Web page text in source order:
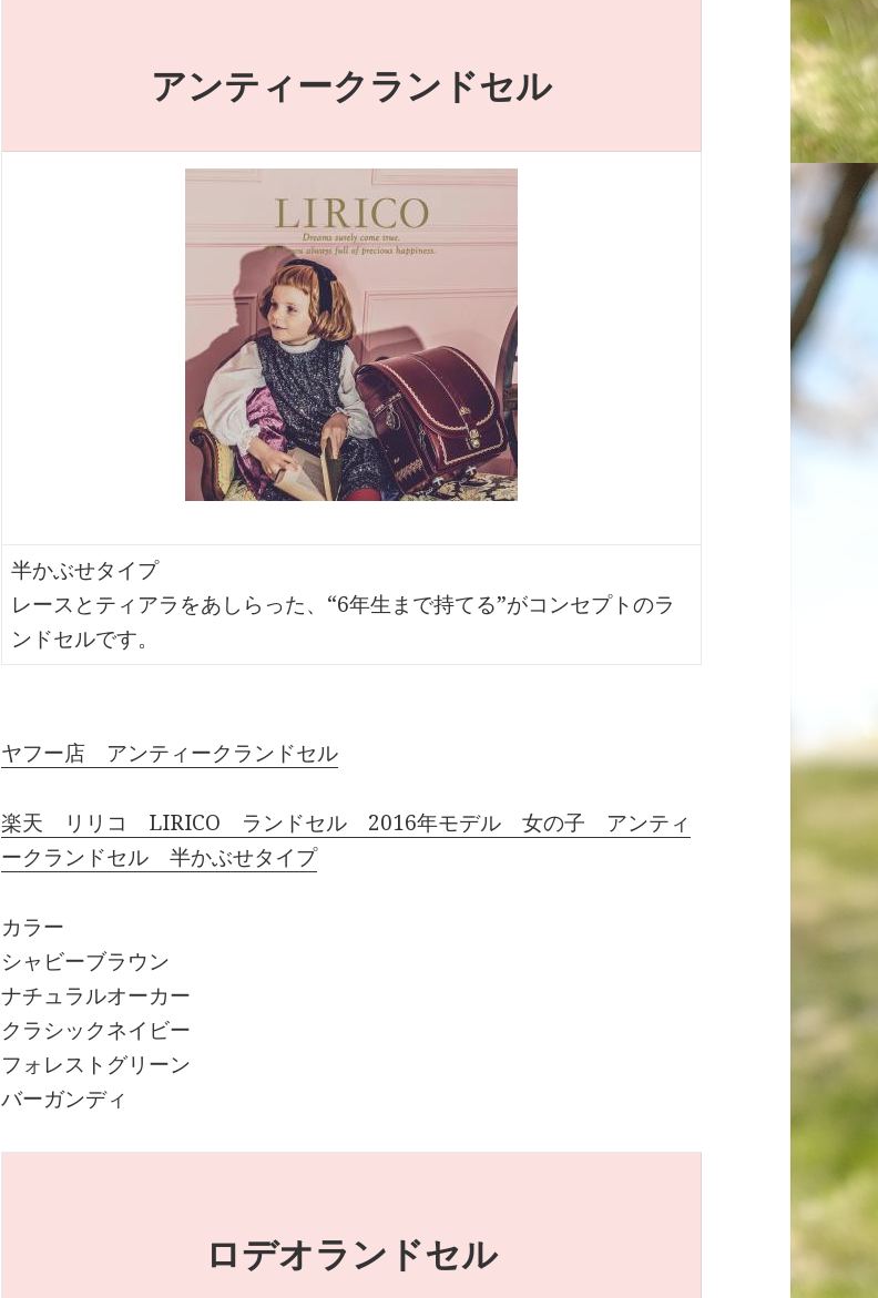
アンティークランドセル
半かぶせタイプ
レースとティアラをあしらった、“6年生まで持てる”がコンセプトのラ
ンドセルです。
ヤフー店 アンティークランドセル
楽天 リリコ LIRICO ランドセル 2016年モデル 女の子 アンティ
ークランドセル 半かぶせタイプ
カラー
シャビーブラウン
ナチュラルオーカー
クラシックネイビー
フォレストグリーン
バーガンディ
ロデオランドセル